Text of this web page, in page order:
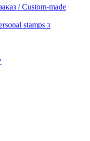
/ Custom-made
stamps 3